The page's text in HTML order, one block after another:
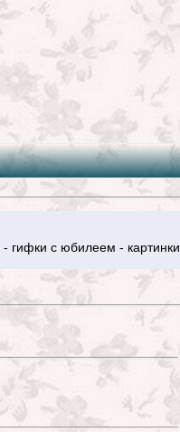
- гифки с юбилеем - картинки